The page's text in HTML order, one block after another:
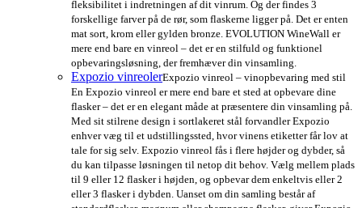
fleksibilitet i indretningen af dit vinrum. Og der findes 3
forskellige farver på de rør, som flaskerne ligger på. Det er enten
mat sort, krom eller gylden bronze. EVOLUTION WineWall er
mere end bare en vinreol – det er en stilfuld og funktionel
opbevaringsløsning, der fremhæver din vinsamling.
Expozio vinreolerExpozio vinreol – vinopbevaring med stil
En Expozio vinreol er mere end bare et sted at opbevare dine
flasker – det er en elegant måde at præsentere din vinsamling på.
Med sit stilrene design i sortlakeret stål forvandler Expozio
enhver væg til et udstillingssted, hvor vinens etiketter får lov at
tale for sig selv. Expozio vinreol fås i flere højder og dybder, så
du kan tilpasse løsningen til netop dit behov. Vælg mellem plads
til 9 eller 12 flasker i højden, og opbevar dem enkeltvis eller 2
eller 3 flasker i dybden. Uanset om din samling består af